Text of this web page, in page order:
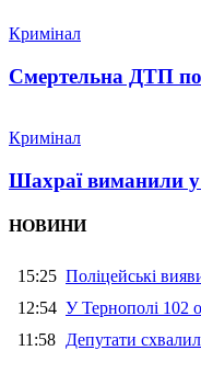
Кримінал
Смертельна ДТП
Кримінал
Шахраї виманили у
НОВИНИ
15:25 Поліцейські
12:54 У Тернополі 102
11:58 Депутати